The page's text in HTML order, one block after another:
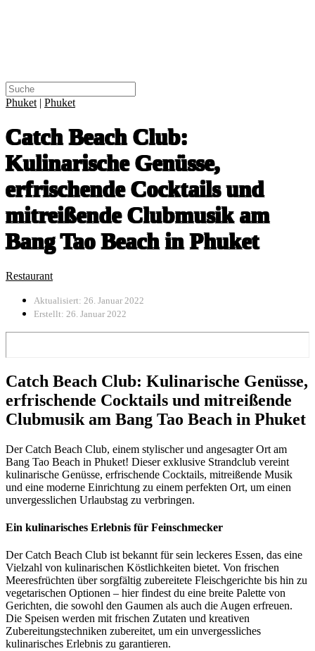
Phuket | Phuket
Catch Beach Club:
Kulinarische Genüsse,
erfrischende Cocktails und
mitreißende Clubmusik am
Bang Tao Beach in Phuket
Restaurant
Aktualisiert: 26. Januar 2022
Erstellt: 26. Januar 2022
Catch Beach Club: Kulinarische Genüsse,
erfrischende Cocktails und mitreißende
Clubmusik am Bang Tao Beach in Phuket
Der Catch Beach Club, einem stylischer und angesagter Ort am
Bang Tao Beach in Phuket! Dieser exklusive Strandclub vereint
kulinarische Genüsse, erfrischende Cocktails, mitreißende Musik
und eine moderne Einrichtung zu einem perfekten Ort, um einen
unvergesslichen Urlaubstag zu verbringen.
Ein kulinarisches Erlebnis für Feinschmecker
Der Catch Beach Club ist bekannt für sein leckeres Essen, das eine
Vielzahl von kulinarischen Köstlichkeiten bietet. Von frischen
Meeresfrüchten über sorgfältig zubereitete Fleischgerichte bis hin zu
vegetarischen Optionen – hier findest du eine breite Palette von
Gerichten, die sowohl den Gaumen als auch die Augen erfreuen.
Die Speisen werden mit frischen Zutaten und kreativen
Zubereitungstechniken zubereitet, um ein unvergessliches
kulinarisches Erlebnis zu garantieren.